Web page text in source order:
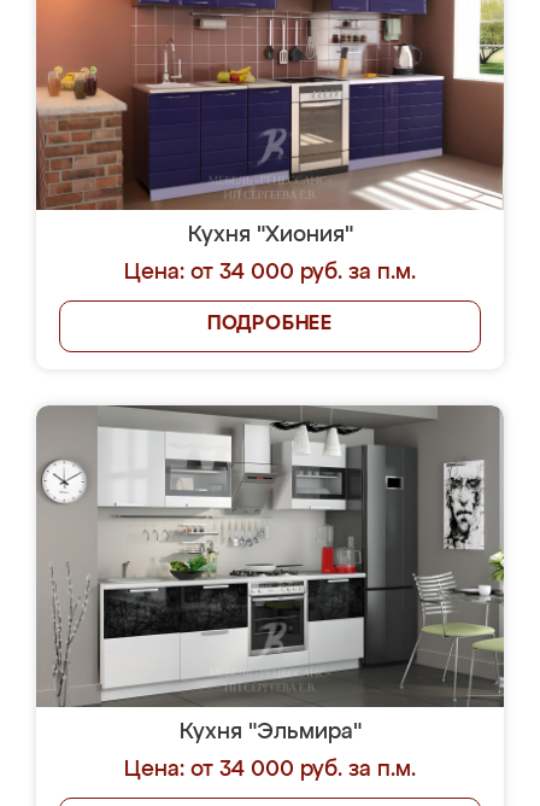
Кухня "Хиония"
Цена: от 34 000 руб. за п.м.
ПОДРОБНЕЕ
Кухня "Эльмира"
Цена: от 34 000 руб. за п.м.